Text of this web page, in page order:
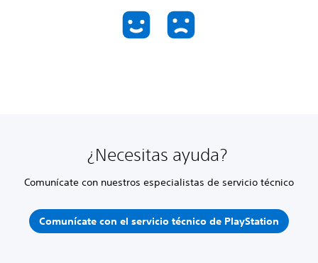
¿Necesitas ayuda?
Comunícate con nuestros especialistas de servicio técnico
Comunícate con el servicio técnico de PlayStation